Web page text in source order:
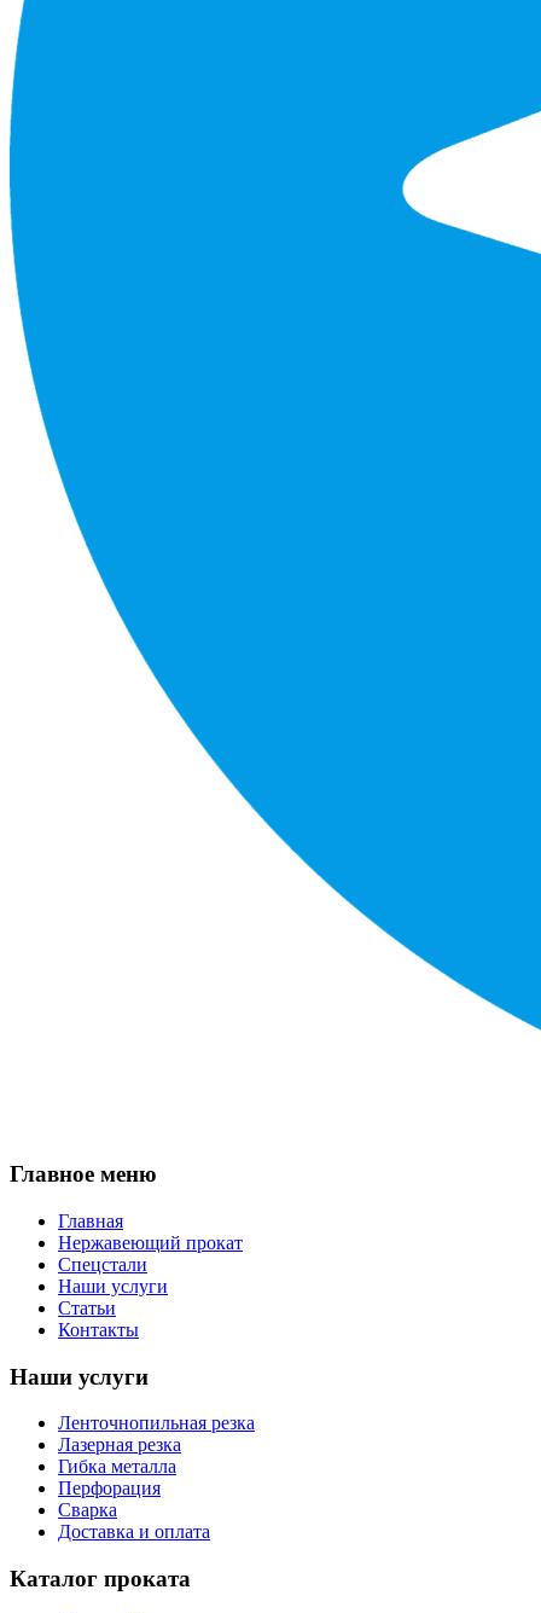
Главное меню
Главная
Нержавеющий прокат
Спецстали
Наши услуги
Статьи
Контакты
Наши услуги
Ленточнопильная резка
Лазерная резка
Гибка металла
Перфорация
Сварка
Доставка и оплата
Каталог проката